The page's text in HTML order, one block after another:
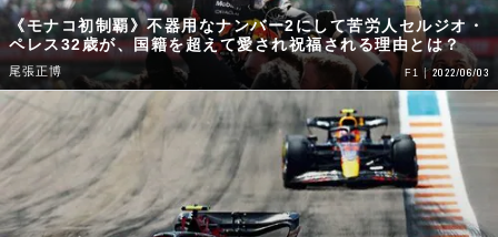
《モナコ初制覇》不器用なナンバー2にして苦労人セルジオ・
ペレス32歳が、国籍を超えて愛され祝福される理由とは？
尾張正博 F1 2022/06/03